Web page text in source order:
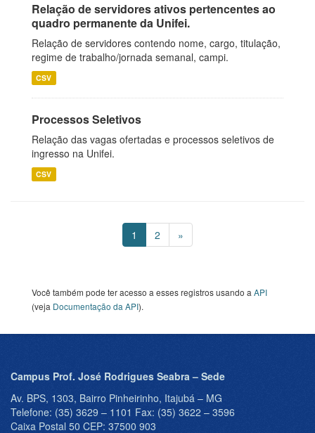
Relação de servidores ativos pertencentes ao
quadro permanente da Unifei.
Relação de servidores contendo nome, cargo, titulação,
regime de trabalho/jornada semanal, campi.
CSV
Processos Seletivos
Relação das vagas ofertadas e processos seletivos de
ingresso na Unifei.
CSV
1 2 »
Você também pode ter acesso a esses registros usando a API
(veja Documentação da API).
Campus Prof. José Rodrigues Seabra – Sede
Av. BPS, 1303, Bairro Pinheirinho, Itajubá – MG
Telefone: (35) 3629 – 1101 Fax: (35) 3622 – 3596
Caixa Postal 50 CEP: 37500 903